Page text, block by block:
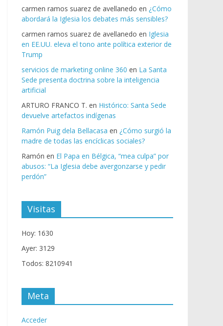
carmen ramos suarez de avellanedo en ¿Cómo
abordará la Iglesia los debates más sensibles?
carmen ramos suarez de avellanedo en Iglesia
en EE.UU. eleva el tono ante política exterior de
Trump
servicios de marketing online 360 en La Santa
Sede presenta doctrina sobre la inteligencia
artificial
ARTURO FRANCO T. en Histórico: Santa Sede
devuelve artefactos indígenas
Ramón Puig dela Bellacasa en ¿Cómo surgió la
madre de todas las encíclicas sociales?
Ramón en El Papa en Bélgica, “mea culpa” por
abusos: “La Iglesia debe avergonzarse y pedir
perdón”
Visitas
Hoy: 1630
Ayer: 3129
Todos: 8210941
Meta
Acceder